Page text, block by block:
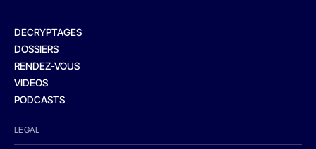
DECRYPTAGES
DOSSIERS
RENDEZ-VOUS
VIDEOS
PODCASTS
LEGAL